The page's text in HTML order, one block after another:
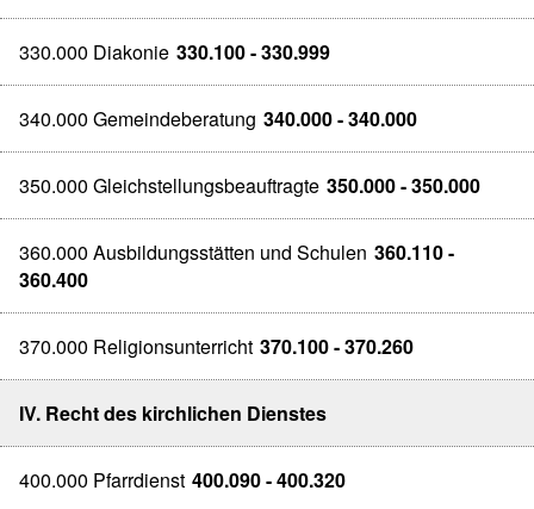
330.000 Diakonie 330.100 - 330.999
340.000 Gemeindeberatung 340.000 - 340.000
350.000 Gleichstellungsbeauftragte 350.000 - 350.000
360.000 Ausbildungsstätten und Schulen 360.110 -
360.400
370.000 Religionsunterricht 370.100 - 370.260
IV. Recht des kirchlichen Dienstes
400.000 Pfarrdienst 400.090 - 400.320